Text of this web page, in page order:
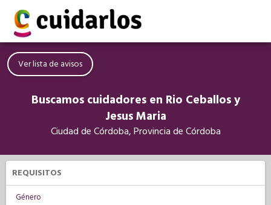
Ver lista de avisos
Buscamos cuidadores en Rio Ceballos y
Jesus Maria
Ciudad de Córdoba, Provincia de Córdoba
REQUISITOS
Género